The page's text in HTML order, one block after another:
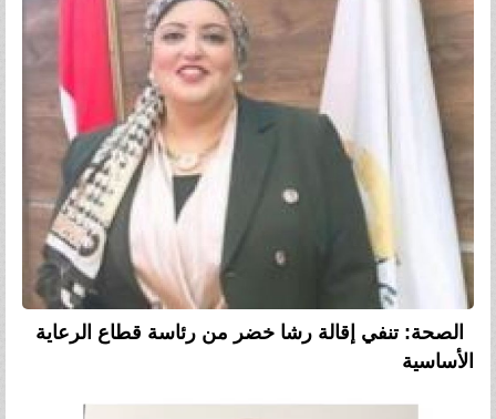
الصحة: تنفي إقالة رشا خضر من رئاسة قطاع الرعاية
الأساسية